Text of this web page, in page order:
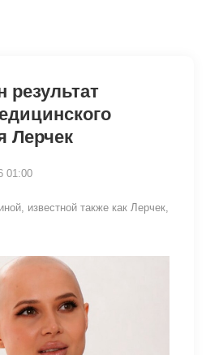
результат
Лерчек
01:00
известной также как Лерчек,